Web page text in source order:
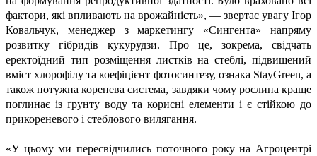
фактори, які впливають на врожайність», — звертає увагу Ігор
Ковальчук, менеджер з маркетингу «Сингента» напряму
розвитку гібридів кукурудзи. Про це, зокрема, свідчать
еректоїдний тип розміщення листків на стеблі, підвищений
вміст хлорофілу та коефіцієнт фотосинтезу, ознака StayGreen, а
також потужна коренева система, завдяки чому рослина краще
поглинає із ґрунту воду та корисні елементи і є стійкою до
прикореневого і стеблового вилягання.
«У цьому ми пересвідчились поточного року на Агроцентрі